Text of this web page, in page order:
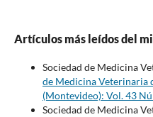
Artículos más leídos del
Sociedad de Medicina
de Medicina Veterinaria
(Montevideo): Vol. 43
Sociedad de Medicina